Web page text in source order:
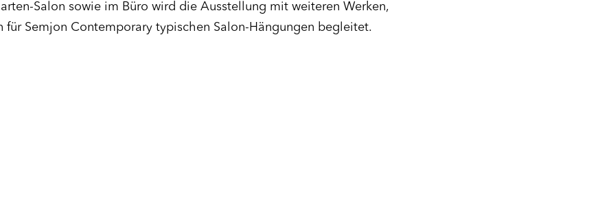
Salon sowie im Büro wird die Ausstellung mit weiteren Werken,
für Semjon Contemporary typischen Salon-Hängungen begleitet.